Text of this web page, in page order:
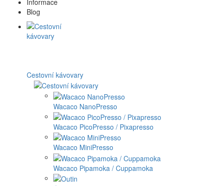
Informace
Blog
Cestovní kávovary
Wacaco NanoPresso
Wacaco PicoPresso / Pixapresso
Wacaco MiniPresso
Wacaco Pipamoka / Cuppamoka